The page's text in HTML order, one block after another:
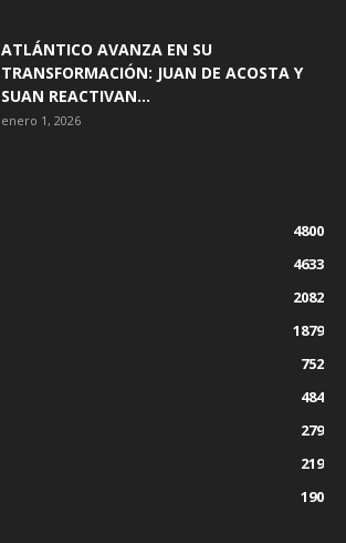
ATLÁNTICO AVANZA EN SU
TRANSFORMACIÓN: JUAN DE ACOSTA Y
SUAN REACTIVAN...
enero 1, 2026
4800
4633
2082
1879
752
484
279
219
190